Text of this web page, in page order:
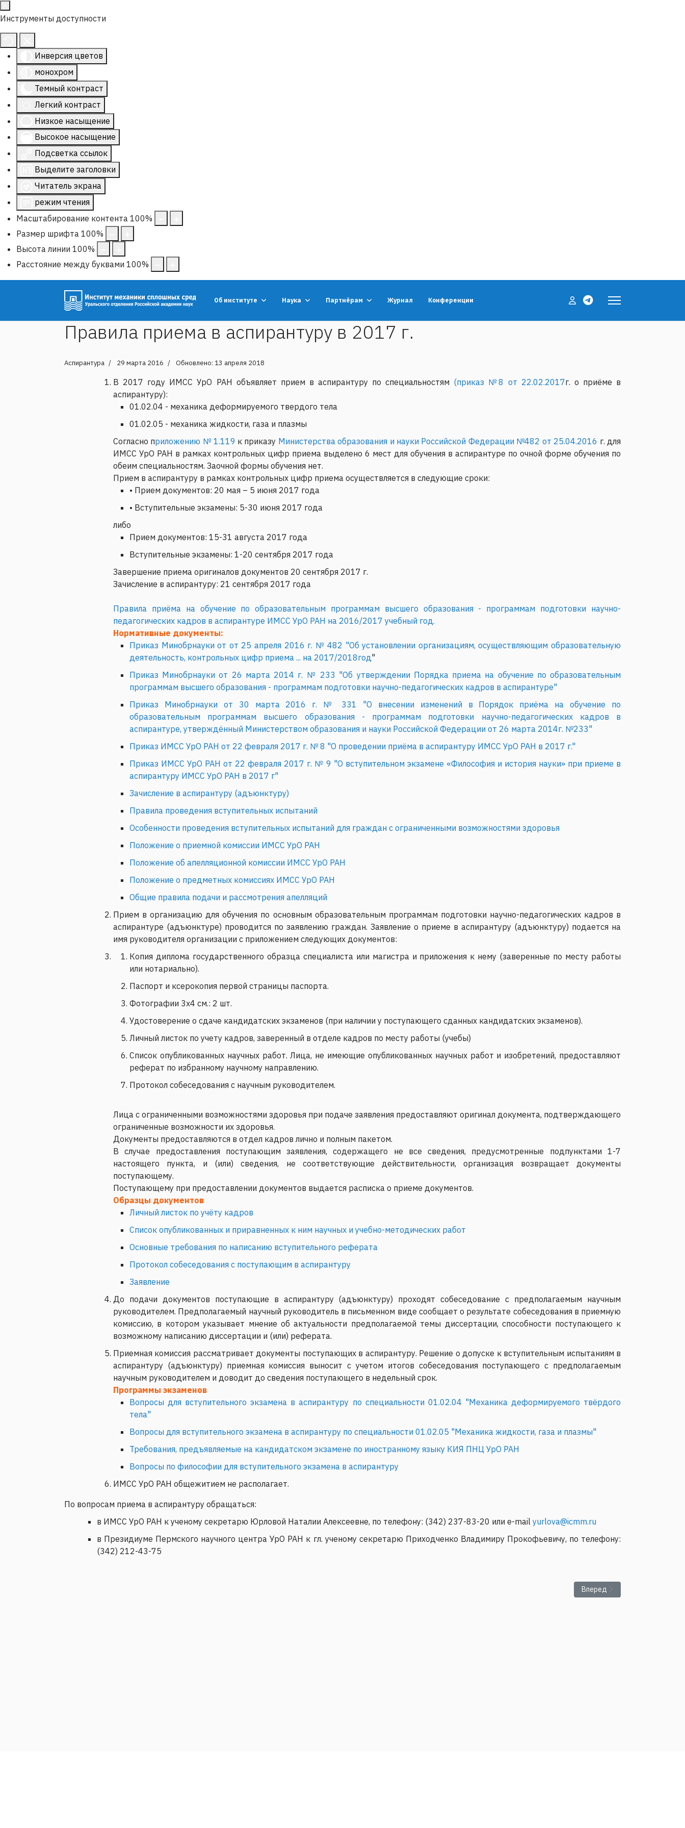
Инструменты доступности
Инверсия цветов
монохром
Темный контраст
Легкий контраст
Низкое насыщение
Высокое насыщение
Подсветка ссылок
Выделите заголовки
Читатель экрана
режим чтения
Масштабирование контента 100%
Размер шрифта 100%
Высота линии 100%
Расстояние между буквами 100%
Об институте Наука Партнёрам Журнал Конференции
Правила приема в аспирантуру в 2017 г.
Аспирантура 29 марта 2016 Обновлено: 13 апреля 2018
В 2017 году ИМСС УрО РАН объявляет прием в аспирантуру по специальностям (приказ №8 от 22.02.2017г. о приёме в
аспирантуру):
01.02.04 - механика деформируемого твердого тела
01.02.05 - механика жидкости, газа и плазмы
Согласно приложению № 1.119 к приказу Министерства образования и науки Российской Федерации №482 от 25.04.2016 г. для
ИМСС УрО РАН в рамках контрольных цифр приема выделено 6 мест для обучения в аспирантуре по очной форме обучения по
обеим специальностям. Заочной формы обучения нет.
Прием в аспирантуру в рамках контрольных цифр приема осуществляется в следующие сроки:
• Прием документов: 20 мая – 5 июня 2017 года
• Вступительные экзамены: 5-30 июня 2017 года
либо
Прием документов: 15-31 августа 2017 года
Вступительные экзамены: 1-20 сентября 2017 года
Завершение приема оригиналов документов 20 сентября 2017 г.
Зачисление в аспирантуру: 21 сентября 2017 года
Правила приёма на обучение по образовательным программам высшего образования - программам подготовки научно-
педагогических кадров в аспирантуре ИМСС УрО РАН на 2016/2017 учебный год.
Нормативные документы:
Приказ Минобрнауки от от 25 апреля 2016 г. № 482 "Об установлении организациям, осуществляющим образовательную
деятельность, контрольных цифр приема ... на 2017/2018год"
Приказ Минобрнауки от 26 марта 2014 г. № 233 "Об утверждении Порядка приема на обучение по образовательным
программам высшего образования - программам подготовки научно-педагогических кадров в аспирантуре"
Приказ Минобрнауки от 30 марта 2016 г. № 331 "О внесении изменений в Порядок приёма на обучение по
образовательным программам высшего образования - программам подготовки научно-педагогических кадров в
аспирантуре, утверждённый Министерством образования и науки Российской Федерации от 26 марта 2014г. №233"
Приказ ИМСС УрО РАН от 22 февраля 2017 г. № 8 "О проведении приёма в аспирантуру ИМСС УрО РАН в 2017 г."
Приказ ИМСС УрО РАН от 22 февраля 2017 г. № 9 "О вступительном экзамене «Философия и история науки» при приеме в
аспирантуру ИМСС УрО РАН в 2017 г"
Зачисление в аспирантуру (адъюнктуру)
Правила проведения вступительных испытаний
Особенности проведения вступительных испытаний для граждан с ограниченными возможностями здоровья
Положение о приемной комиссии ИМСС УрО РАН
Положение об апелляционной комиссии ИМСС УрО РАН
Положение о предметных комиссиях ИМСС УрО РАН
Общие правила подачи и рассмотрения апелляций
Прием в организацию для обучения по основным образовательным программам подготовки научно-педагогических кадров в
аспирантуре (адъюнктуре) проводится по заявлению граждан. Заявление о приеме в аспирантуру (адъюнктуру) подается на
имя руководителя организации с приложением следующих документов:
Копия диплома государственного образца специалиста или магистра и приложения к нему (заверенные по месту работы
или нотариально).
Паспорт и ксерокопия первой страницы паспорта.
Фотографии 3x4 см.: 2 шт.
Удостоверение о сдаче кандидатских экзаменов (при наличии у поступающего сданных кандидатских экзаменов).
Личный листок по учету кадров, заверенный в отделе кадров по месту работы (учебы)
Список опубликованных научных работ. Лица, не имеющие опубликованных научных работ и изобретений, предоставляют
реферат по избранному научному направлению.
Протокол собеседования с научным руководителем.
Лица с ограниченными возможностями здоровья при подаче заявления предоставляют оригинал документа, подтверждающего
ограниченные возможности их здоровья.
Документы предоставляются в отдел кадров лично и полным пакетом.
В случае предоставления поступающим заявления, содержащего не все сведения, предусмотренные подпунктами 1-7
настоящего пункта, и (или) сведения, не соответствующие действительности, организация возвращает документы
поступающему.
Поступающему при предоставлении документов выдается расписка о приеме документов.
Образцы документов
Личный листок по учёту кадров
Список опубликованных и приравненных к ним научных и учебно-методических работ
Основные требования по написанию вступительного реферата
Протокол собеседования с поступающим в аспирантуру
Заявление
До подачи документов поступающие в аспирантуру (адъюнктуру) проходят собеседование с предполагаемым научным
руководителем. Предполагаемый научный руководитель в письменном виде сообщает о результате собеседования в приемную
комиссию, в котором указывает мнение об актуальности предполагаемой темы диссертации, способности поступающего к
возможному написанию диссертации и (или) реферата.
Приемная комиссия рассматривает документы поступающих в аспирантуру. Решение о допуске к вступительным испытаниям в
аспирантуру (адъюнктуру) приемная комиссия выносит с учетом итогов собеседования поступающего с предполагаемым
научным руководителем и доводит до сведения поступающего в недельный срок.
Программы экзаменов
Вопросы для вступительного экзамена в аспирантуру по специальности 01.02.04 "Механика деформируемого твёрдого
тела"
Вопросы для вступительного экзамена в аспирантуру по специальности 01.02.05 "Механика жидкости, газа и плазмы"
Требования, предъявляемые на кандидатском экзамене по иностранному языку КИЯ ПНЦ УрО РАН
Вопросы по философии для вступительного экзамена в аспирантуру
ИМСС УрО РАН общежитием не располагает.
По вопросам приема в аспирантуру обращаться:
в ИМСС УрО РАН к ученому секретарю Юрловой Наталии Алексеевне, по телефону: (342) 237-83-20 или e-mail yurlova@icmm.ru
в Президиуме Пермского научного центра УрО РАН к гл. ученому секретарю Приходченко Владимиру Прокофьевичу, по телефону:
(342) 212-43-75
Следующий: Правила приема
Вперед